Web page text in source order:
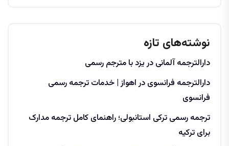
نوشته‌های تازه
دارالترجمه آلمانی در یزد با مترجم رسمی
دارالترجمه فرانسوی در اهواز | خدمات ترجمه رسمی
فرانسوی
ترجمه رسمی ترکی استانبولی؛ راهنمای کامل ترجمه مدارک
برای ترکیه